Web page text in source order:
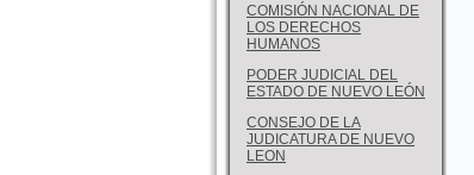
COMISIÓN NACIONAL DE
LOS DERECHOS
HUMANOS
PODER JUDICIAL DEL
ESTADO DE NUEVO LEÓN
CONSEJO DE LA
JUDICATURA DE NUEVO
LEON